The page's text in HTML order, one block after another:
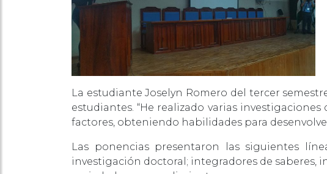
La estudiante Joselyn Romero del tercer
estudiantes. “He realizado varias
factores, obteniendo habilidades para
Las ponencias presentaron las siguientes
investigación doctoral; integradores de saberes,